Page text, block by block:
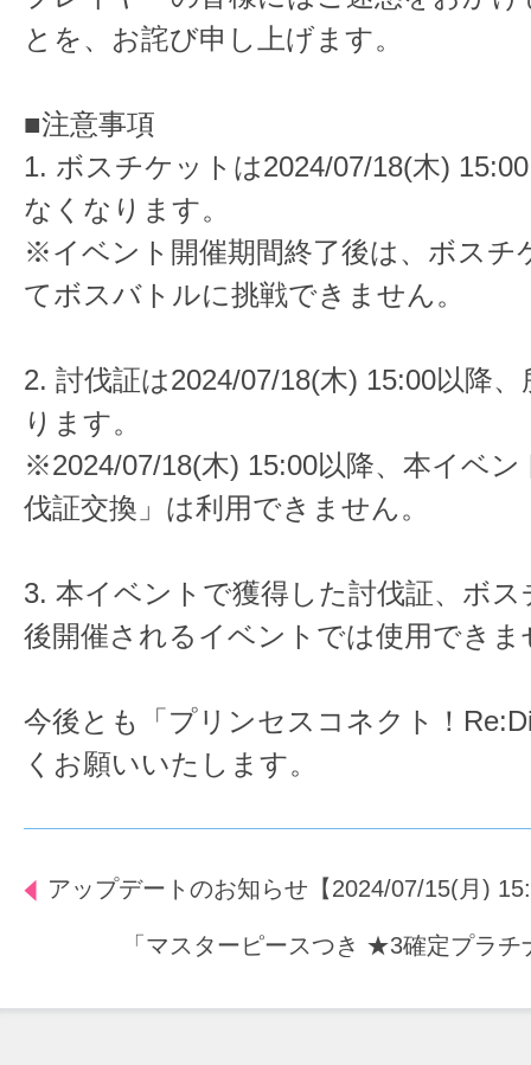
とを、お詫び申し上げます。
■注意事項
1. ボスチケットは2024/07/18(木)
なくなります。
※イベント開催期間終了後は、ボスチ
てボスバトルに挑戦できません。
2. 討伐証は2024/07/18(木) 15:00以降
ります。
※2024/07/18(木) 15:00以降、本イベ
伐証交換」は利用できません。
3. 本イベントで獲得した討伐証、ボ
後開催されるイベントでは使用できま
今後とも「プリンセスコネクト！
くお願いいたします。
アップデートのお知らせ【2024/07/15(月)
「マスターピースつき ★3確定プラチ